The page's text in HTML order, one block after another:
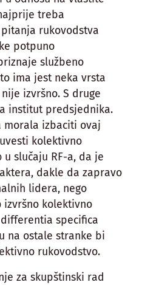
treba
rukovodstva
potpuno
službeno
ima jest neka vrsta
izvršno. S druge
institut predsjednika.
morala izbaciti ovaj
kolektivno
slučaju RF-a, da je
dakle da zapravo
lidera, nego
kolektivno
specifica
na ostale stranke bi
rukovodstvo.
za skupštinski rad